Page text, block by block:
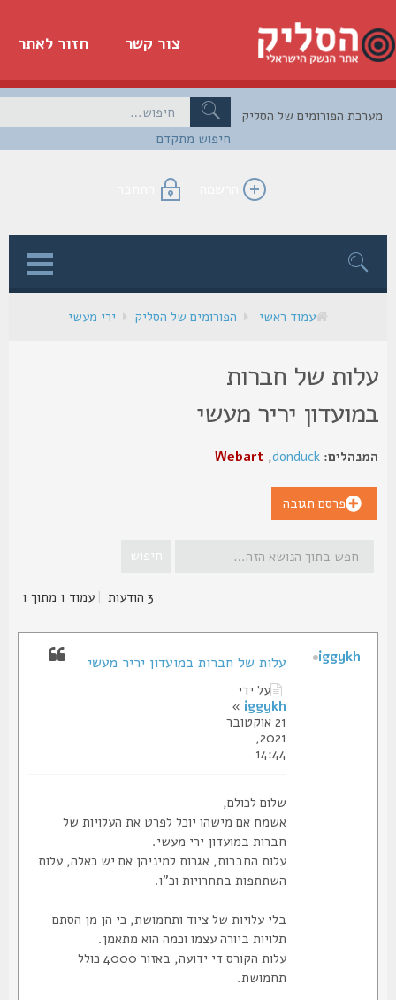
חזור לאתר צור קשר
חיפוש מתקדם
הפורומים של הסליק
הרשמה התחבר
עמוד ראשי הפורומים של הסליק ירי מעשי
של חברות
יריר מעשי
donduck
,
Webart
פרסם תגובה
|עמוד1מתוך1
עלות של חברות במועדון יריר מעשי
על ידי
iggykh
»
21 אוקטובר
2021,
14:44
שלום לכולם,
אשמח אם מישהו יוכל לפרט את העלויות של
חברות במועדון ירי מעשי.
עלות החברות, אגרות למיניהן אם יש כאלה, עלות
השתתפות בתחרויות וכ"ו.
בלי עלויות של ציוד ותחמושת, כי הן מן הסתם
תלויות ביורה עצמו וכמה הוא מתאמן.
עלות הקורס די ידועה, באזור 4000 כולל
תחמושת.
iggykh